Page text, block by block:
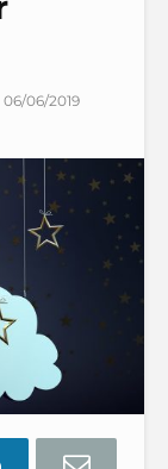
06/06/2019